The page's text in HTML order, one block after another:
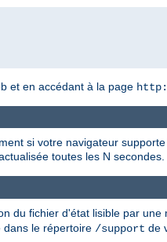
et en accédant à la page
si votre navigateur
toutes les N secondes.
du fichier d'état lisible par
dans le répertoire /support de